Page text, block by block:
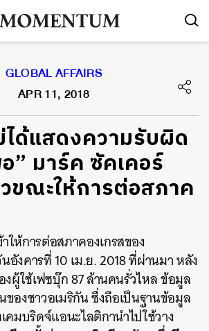
GLOBAL AFFAIRS
APR 11, 2018
ได้แสดงความรับผิด
” มาร์ค ซัคเคอร์
ขณะให้การต่อสภาค
าให้การต่อสภาคองเกรสของ
อังคารที่ 10 เม.ย. 2018 ที่ผ่านมา หลัง
ผู้ใช้เฟซบุ๊ก 87 ล้านคนรั่วไหล ข้อมูล
ของชาวอเมริกัน ซึ่งถือเป็นฐานข้อมูล
มบริดจ์แอนะไลติกานำไปใช้วาง